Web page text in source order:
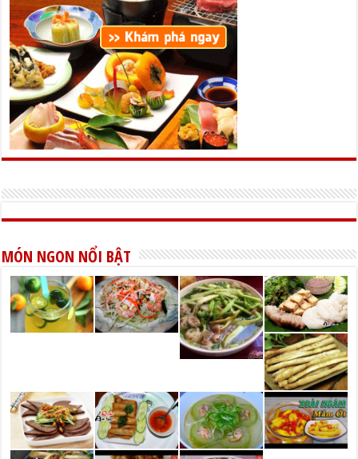
MÓN NGON NỔI BẬT